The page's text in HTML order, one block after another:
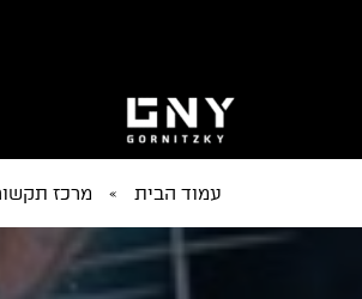
עמוד הבית » מרכז